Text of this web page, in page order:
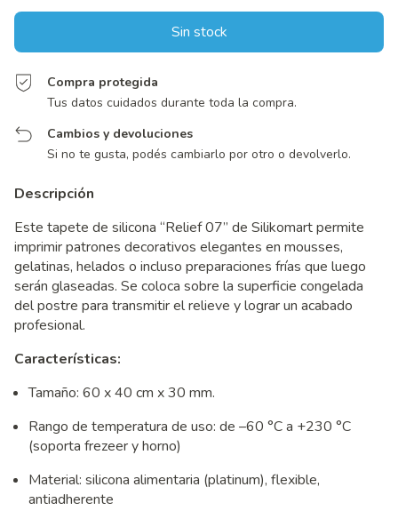
Compra protegida
Tus datos cuidados durante toda la compra.
Cambios y devoluciones
Si no te gusta, podés cambiarlo por otro o devolverlo.
Descripción
Este tapete de silicona “Relief 07” de Silikomart permite
imprimir patrones decorativos elegantes en mousses,
gelatinas, helados o incluso preparaciones frías que luego
serán glaseadas. Se coloca sobre la superficie congelada
del postre para transmitir el relieve y lograr un acabado
profesional.
Características:
Tamaño: 60 x 40 cm x 30 mm.
Rango de temperatura de uso: de –60 °C a +230 °C
(soporta frezeer y horno)
Material: silicona alimentaria (platinum), flexible,
antiadherente